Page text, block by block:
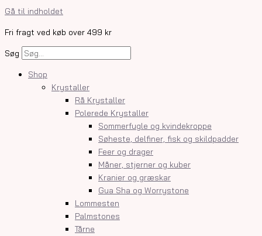
Gå til indholdet
Fri fragt ved køb over 499 kr
Søg
Shop
Krystaller
Rå Krystaller
Polerede Krystaller
Sommerfugle og kvindekroppe
Søheste, delfiner, fisk og skildpadder
Feer og drager
Måner, stjerner og kuber
Kranier og græskar
Gua Sha og Worrystone
Lommesten
Palmstones
Tårne